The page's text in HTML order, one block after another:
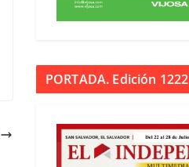
PORTADA. Edición 1222